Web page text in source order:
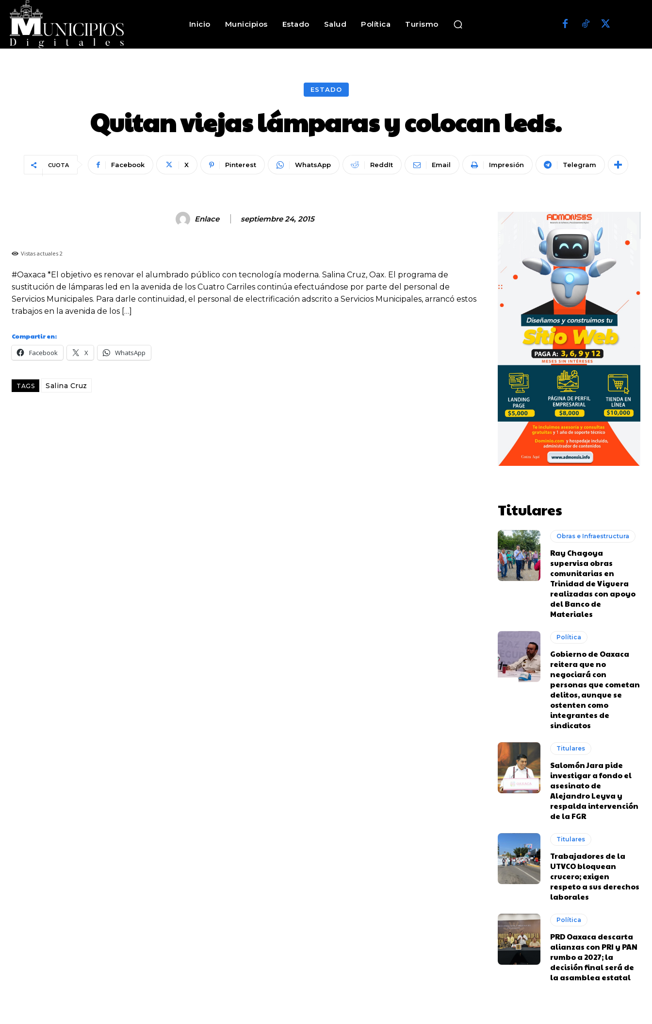
Inicio Municipios Estado Salud Política Turismo
ESTADO
Quitan viejas lámparas y colocan leds.
CUOTA Facebook X Pinterest WhatsApp ReddIt Email Impresión Telegram
Enlace septiembre 24, 2015
Vistas actuales 2
#Oaxaca *El objetivo es renovar el alumbrado público con tecnología moderna. Salina Cruz, Oax. El programa de
sustitución de lámparas led en la avenida de los Cuatro Carriles continúa efectuándose por parte del personal de
Servicios Municipales. Para darle continuidad, el personal de electrificación adscrito a Servicios Municipales, arrancó estos
trabajos en la avenida de los […]
Compartir en:
Facebook X WhatsApp
TAGS Salina Cruz
Titulares
Obras e Infraestructura
Ray Chagoya
supervisa obras
comunitarias en
Trinidad de Viguera
realizadas con apoyo
del Banco de
Materiales
Política
Gobierno de Oaxaca
reitera que no
negociará con
personas que cometan
delitos, aunque se
ostenten como
integrantes de
sindicatos
Titulares
Salomón Jara pide
investigar a fondo el
asesinato de
Alejandro Leyva y
respalda intervención
de la FGR
Titulares
Trabajadores de la
UTVCO bloquean
crucero; exigen
respeto a sus derechos
laborales
Política
PRD Oaxaca descarta
alianzas con PRI y PAN
rumbo a 2027; la
decisión final será de
la asamblea estatal